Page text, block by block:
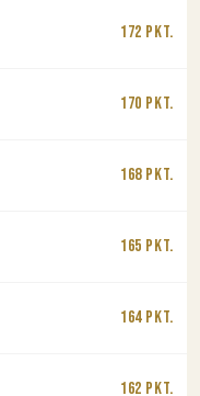
172 Pkt.
170 Pkt.
168 Pkt.
165 Pkt.
164 Pkt.
162 Pkt.